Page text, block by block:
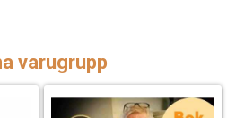
att skapa oemotståndliga
Mabrouks bästa recept, allt från
till moderna kreationer som
med tryffel och choklad. Den
varugrupp